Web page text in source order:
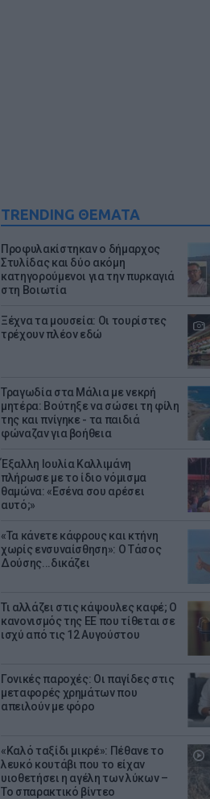
TRENDING ΘΕΜΑΤΑ
Προφυλακίστηκαν ο δήμαρχος
Στυλίδας και δύο ακόμη
κατηγορούμενοι για την πυρκαγιά
στη Βοιωτία
Ξέχνα τα μουσεία: Οι τουρίστες
τρέχουν πλέον εδώ
Τραγωδία στα Μάλια με νεκρή
μητέρα: Βούτηξε να σώσει τη φίλη
της και πνίγηκε - τα παιδιά
φώναζαν για βοήθεια
Έξαλλη Ιουλία Καλλιμάνη
πλήρωσε με το ίδιο νόμισμα
θαμώνα: «Εσένα σου αρέσει
αυτό;»
«Τα κάνετε κάφρους και κτήνη
χωρίς ενσυναίσθηση»: Ο Τάσος
Δούσης...δικάζει
Τι αλλάζει στις κάψουλες καφέ; Ο
κανονισμός της ΕΕ που τίθεται σε
ισχύ από τις 12 Αυγούστου
Γονικές παροχές: Οι παγίδες στις
μεταφορές χρημάτων που
απειλούν με φόρο
«Καλό ταξίδι μικρέ»: Πέθανε το
λευκό κουτάβι που το είχαν
υιοθετήσει η αγέλη των λύκων –
Το σπαρακτικό βίντεο